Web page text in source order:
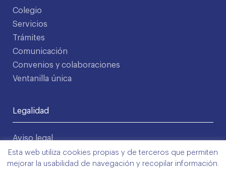
Colegio
Servicios
Trámites
Comunicación
Convenios y colaboraciones
Ventanilla única
Legalidad
Aviso legal
Política de privacidad
Condiciones de uso
Esta web utiliza cookies propias y de terceros que permiten
mejorar la usabilidad de navegación y recopilar información.